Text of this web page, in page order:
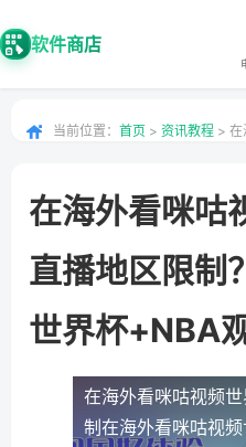
软件商店
当前位置： 首页 > 资讯教程 > 在
在海外看咪咕
直播地区限
世界杯+NBA
在海外看咪咕视频
制 在海外看咪咕视